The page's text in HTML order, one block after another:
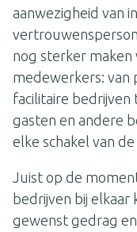
aanwezigheid van
nog sterker maken
medewerkers: van
facilitaire bedrijven
gasten en andere
elke schakel van de
Juist op de
bedrijven bij elkaar
gewenst gedrag